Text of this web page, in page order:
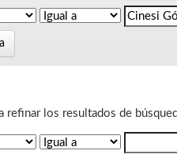
refinar los resultados de